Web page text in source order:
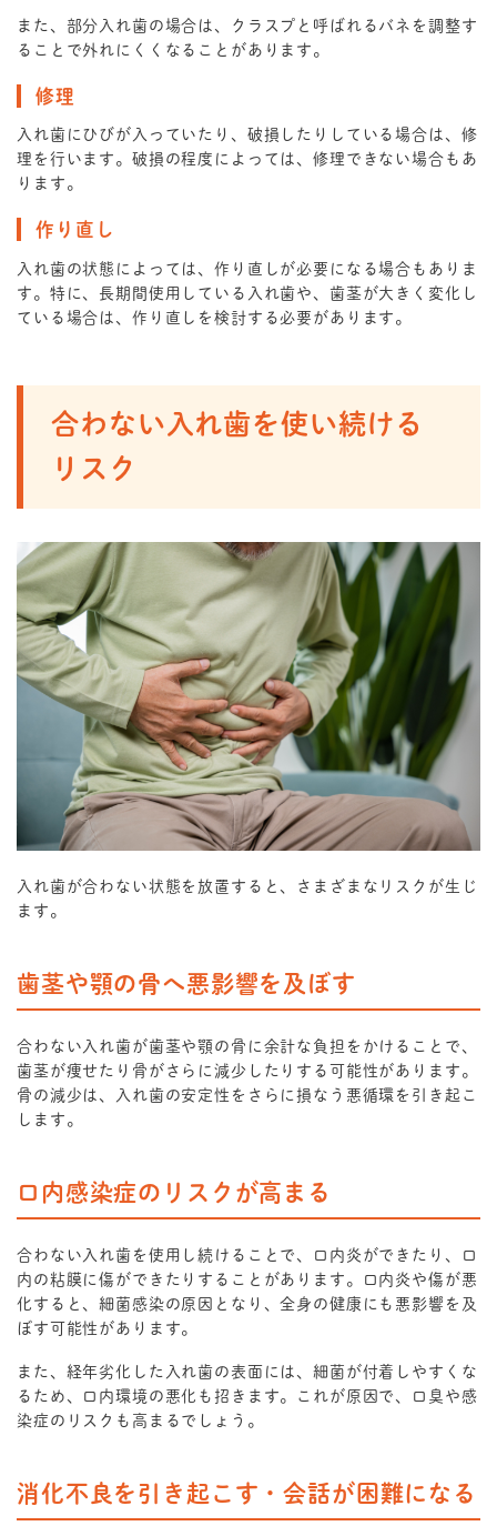
また、部分入れ歯の場合は、クラスプと呼ばれるバネを調整す
ることで外れにくくなることがあります。
修理
入れ歯にひびが入っていたり、破損したりしている場合は、修
理を行います。破損の程度によっては、修理できない場合もあ
ります。
作り直し
入れ歯の状態によっては、作り直しが必要になる場合もありま
す。特に、長期間使用している入れ歯や、歯茎が大きく変化し
ている場合は、作り直しを検討する必要があります。
合わない入れ歯を使い続ける
リスク
入れ歯が合わない状態を放置すると、さまざまなリスクが生じ
ます。
歯茎や顎の骨へ悪影響を及ぼす
合わない入れ歯が歯茎や顎の骨に余計な負担をかけることで、
歯茎が痩せたり骨がさらに減少したりする可能性があります。
骨の減少は、入れ歯の安定性をさらに損なう悪循環を引き起こ
します。
口内感染症のリスクが高まる
合わない入れ歯を使用し続けることで、口内炎ができたり、口
内の粘膜に傷ができたりすることがあります。口内炎や傷が悪
化すると、細菌感染の原因となり、全身の健康にも悪影響を及
ぼす可能性があります。
また、経年劣化した入れ歯の表面には、細菌が付着しやすくな
るため、口内環境の悪化も招きます。これが原因で、口臭や感
染症のリスクも高まるでしょう。
消化不良を引き起こす・会話が困難になる